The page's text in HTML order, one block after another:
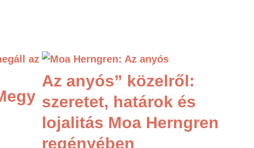
Az anyós” közelről:
szeretet, határok és
lojalitás Moa Herngren
regényében